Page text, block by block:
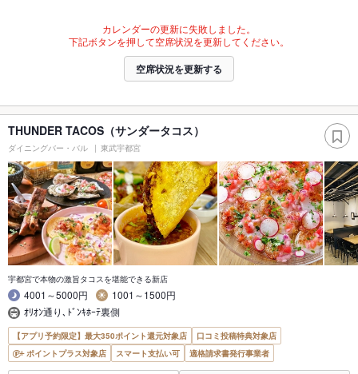
カレンダーの更新に失敗しました。
下記ボタンを押して空席状況を更新してください。
空席状況を更新する
THUNDER TACOS（サンダータコス）
ダイニングバー・バル 東武宇都宮
宇都宮で本物の激旨タコスを堪能できる新店
4001～5000円
1001～1500円
ｵﾘｵﾝ通り､ﾄﾞﾝｷﾎｰﾃ裏側
【アプリ予約限定】最大350ポイント還元対象店
口コミ投稿特典対象店
ポイントプラス対象店
スマート支払い可 適格請求書発行事業者